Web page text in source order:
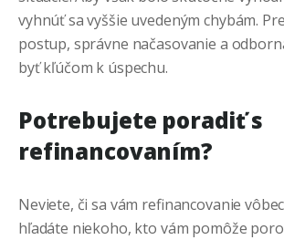
vyhnúť sa vyššie uvedeným chybám.
postup, správne načasovanie a
byť kľúčom k úspechu.
Potrebujete poradiť s
refinancovaním?
Neviete, či sa vám refinancovanie
hľadáte niekoho, kto vám pomôže